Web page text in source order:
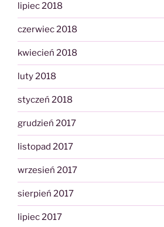
lipiec 2018
czerwiec 2018
kwiecień 2018
luty 2018
styczeń 2018
grudzień 2017
listopad 2017
wrzesień 2017
sierpień 2017
lipiec 2017